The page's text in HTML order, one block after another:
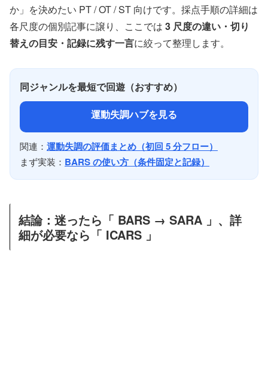
か」を決めたい PT / OT / ST 向けです。採点手順の詳細は
各尺度の個別記事に譲り、ここでは 3 尺度の違い・切り
替えの目安・記録に残す一言に絞って整理します。
同ジャンルを最短で回遊（おすすめ）
運動失調ハブを見る
関連： 運動失調の評価まとめ（初回 5 分フロー）
まず実装： BARS の使い方（条件固定と記録）
結論：迷ったら「 BARS → SARA 」、詳
細が必要なら「 ICARS 」